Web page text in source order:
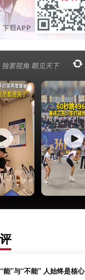
能”与“不能” 人始终是核心